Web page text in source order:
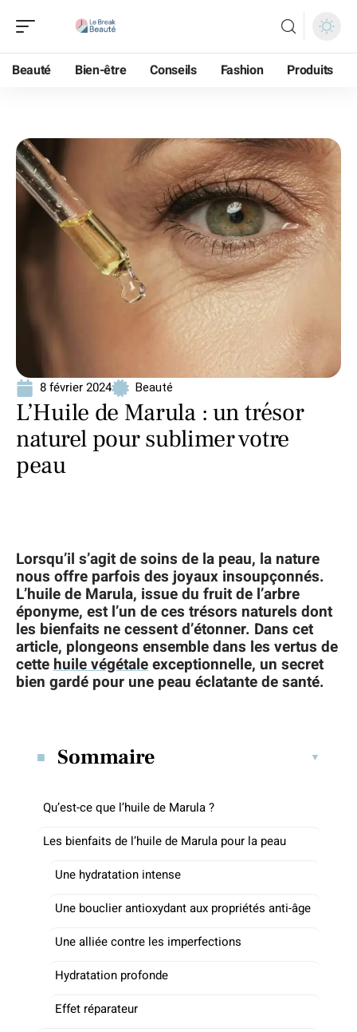
Beauté Bien-être Conseils Fashion Produits
8 février 2024 Beauté
L’Huile de Marula : un trésor
naturel pour sublimer votre
peau
Lorsqu’il s’agit de soins de la peau, la nature
nous offre parfois des joyaux insoupçonnés.
L’huile de Marula, issue du fruit de l’arbre
éponyme, est l’un de ces trésors naturels dont
les bienfaits ne cessent d’étonner. Dans cet
article, plongeons ensemble dans les vertus de
cettehuile végétaleexceptionnelle, un secret
bien gardé pour une peau éclatante de santé.
Sommaire
Qu’est-ce que l’huile de Marula ?
Les bienfaits de l’huile de Marula pour la peau
Une hydratation intense
Une bouclier antioxydant aux propriétés anti-âge
Une alliée contre les imperfections
Hydratation profonde
Effet réparateur